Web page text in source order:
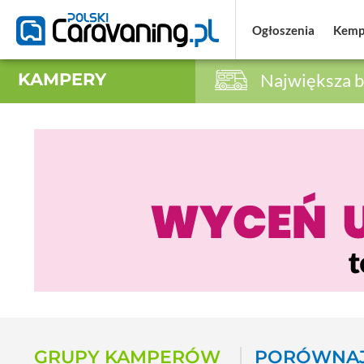
Ogłoszenia
KAMPERY Największa
GRUPY KAMPERÓW
Ogłoszenia